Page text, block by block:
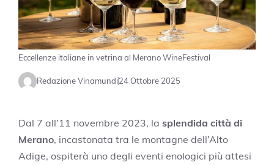
Eccellenze italiane in vetrina al Merano WineFestival
Redazione Vinamundi24 Ottobre 2025
Dal 7 all’11 novembre 2023, la splendida città di
Merano, incastonata tra le montagne dell’Alto
Adige, ospiterà uno degli eventi enologici più attesi